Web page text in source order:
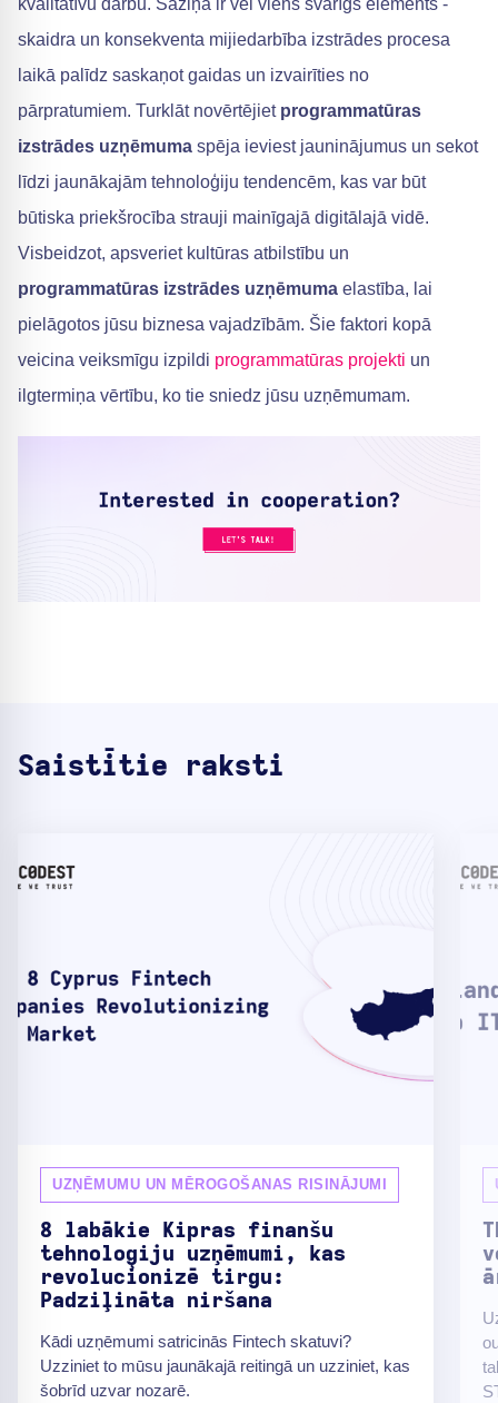
kvalitatīvu darbu. Saziņa ir vēl viens svarīgs elements -
skaidra un konsekventa mijiedarbība izstrādes procesa
laikā palīdz saskaņot gaidas un izvairīties no
pārpratumiem. Turklāt novērtējiet programmatūras
izstrādes uzņēmuma spēja ieviest jauninājumus un sekot
līdzi jaunākajām tehnoloģiju tendencēm, kas var būt
būtiska priekšrocība strauji mainīgajā digitālajā vidē.
Visbeidzot, apsveriet kultūras atbilstību un
programmatūras izstrādes uzņēmuma elastība, lai
pielāgotos jūsu biznesa vajadzībām. Šie faktori kopā
veicina veiksmīgu izpildi programmatūras projekti un
ilgtermiņa vērtību, ko tie sniedz jūsu uzņēmumam.
Saistītie raksti
UZŅĒMUMU UN MĒROGOŠANAS RISINĀJUMI
8 labākie Kipras finanšu
tehnoloģiju uzņēmumi, kas
revolucionizē tirgu:
Padziļināta niršana
Kādi uzņēmumi satricinās Fintech skatuvi?
Uzziniet to mūsu jaunākajā reitingā un uzziniet, kas
šobrīd uzvar nozarē.